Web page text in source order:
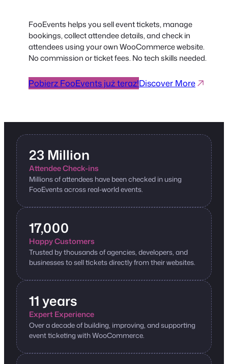
FooEvents helps you sell event tickets, manage
bookings, collect attendee details, and check in
attendees using your own WooCommerce website.
No commission or ticket fees. No tech skills needed.
Pobierz FooEvents już teraz!Discover More
23 Million
Attendee Check-ins
Millions of attendees have been checked in using
FooEvents across real-world events.
17,000
Happy Customers
Trusted by thousands of agencies, developers, and
businesses to sell tickets directly from their websites.
11 years
Expert Experience
Over a decade of building, improving, and supporting
event ticketing with WooCommerce.